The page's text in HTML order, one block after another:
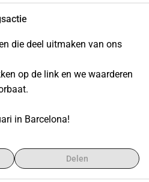
die deel uitmaken van ons
op de link en we waarderen
in Barcelona!
Delen